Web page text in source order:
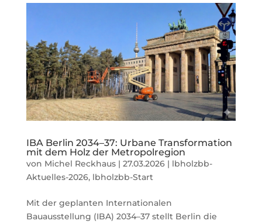
IBA Berlin 2034–37: Urbane Transformation
mit dem Holz der Metropolregion
von Michel Reckhaus| 27.03.2026| lbholzbb-
Aktuelles-2026, lbholzbb-Start
Mit der geplanten Internationalen
Bauausstellung (IBA) 2034–37 stellt Berlin die